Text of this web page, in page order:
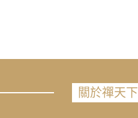
關於禪天下